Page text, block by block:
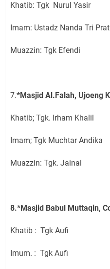
Khatib: Tgk Nurul Yasir
Imam: Ustadz Nanda Tri
Muazzin: Tgk Efendi
7.*Masjid Al.Falah, Ujoeng
Khatib; Tgk. Irham Khalil
Imam; Tgk Muchtar Andika
Muazzin: Tgk. Jainal
8.*Masjid Babul Muttaqin,
Khatib : Tgk Aufi
Imum. : Tgk Aufi